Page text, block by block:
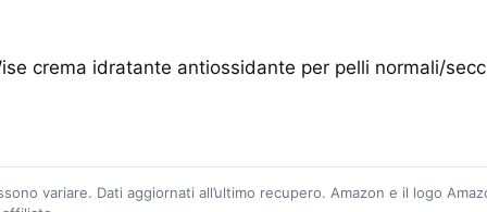
crema idratante antiossidante per pelli normali/
variare. Dati aggiornati all’ultimo recupero. Amazon e il logo